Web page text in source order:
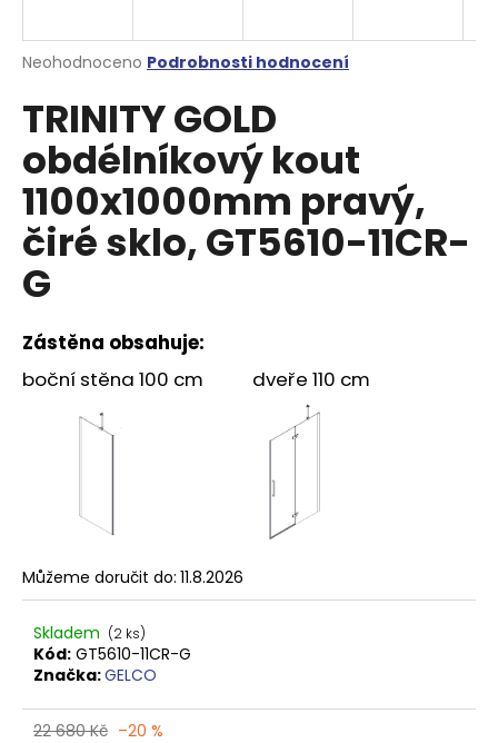
Průměrné
produktu
z
5
hvězdiček.
Neohodnoceno Podrobnosti hodnocení
TRINITY GOLD
obdélníkový kout
1100x1000mm pravý,
čiré sklo, GT5610-11CR-
G
Zástěna obsahuje:
boční stěna 100 cm dveře 110 cm
Můžeme doručit do: 11.8.2026
Skladem (2 ks)
Kód: GT5610-11CR-G
Značka:GELCO
22 680 Kč –20 %
j
t
?
HLEDAT
D
o
e
m
e
VARIO
SPRCHOVÁ
ZÁSTĚNA